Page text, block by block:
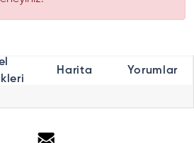
Harita Yorumlar